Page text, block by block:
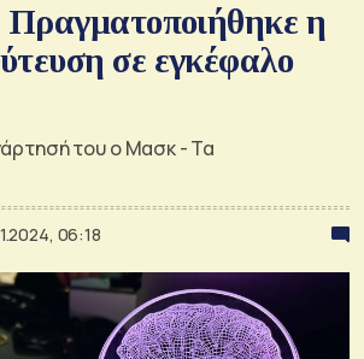
η
σε εγκέφαλο
του ο Μασκ - Τα
06:18